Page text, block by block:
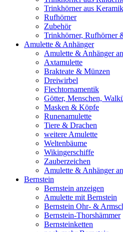
Trinkhörner aus Keramik
Rufhörner
Zubehör
Trinkhörner, Rufhörner
Amulette & Anhänger
Amulette & Anhänger
Axtamulette
Brakteate & Münzen
Dreiwirbel
Flechtornamentik
Götter, Menschen,
Masken & Köpfe
Runenamulette
Tiere & Drachen
weitere Amulette
Weltenbäume
Wikingerschiffe
Zauberzeichen
Amulette & Anhänger
Bernstein
Bernstein anzeigen
Amulette mit Bernstein
Bernstein Ohr- &
Bernstein-Thorshämmer
Bernsteinketten